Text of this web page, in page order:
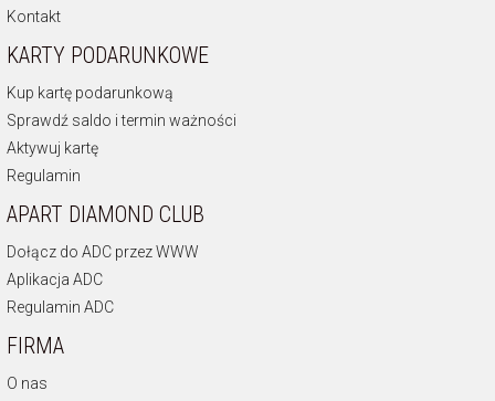
Kontakt
KARTY PODARUNKOWE
Kup kartę podarunkową
Sprawdź saldo i termin ważności
Aktywuj kartę
Regulamin
APART DIAMOND CLUB
Dołącz do ADC przez WWW
Aplikacja ADC
Regulamin ADC
FIRMA
O nas